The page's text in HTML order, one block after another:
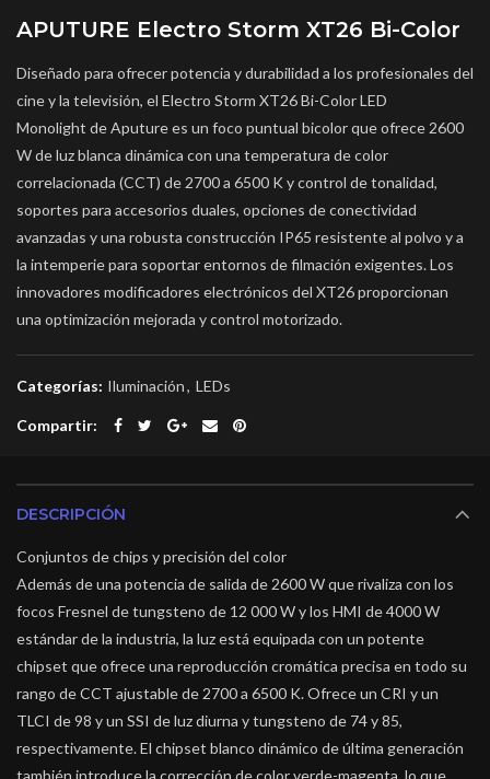
APUTURE Electro Storm XT26 Bi-Color
Diseñado para ofrecer potencia y durabilidad a los profesionales del
cine y la televisión, el Electro Storm XT26 Bi-Color LED
Monolight deAputurees un foco puntual bicolor que ofrece 2600
W de luz blanca dinámica con una temperatura de color
correlacionada (CCT) de 2700 a 6500 K y control de tonalidad,
soportes para accesorios duales, opciones de conectividad
avanzadas y una robusta construcción IP65 resistente al polvo y a
la intemperie para soportar entornos de filmación exigentes. Los
innovadores modificadores electrónicos del XT26 proporcionan
una optimización mejorada y control motorizado.
Categorías: Iluminación, LEDs
Compartir
DESCRIPCIÓN
Conjuntos de chips y precisión del color
Además de una potencia de salida de 2600 W que rivaliza con los
focos Fresnel de tungsteno de 12 000 W y los HMI de 4000 W
estándar de la industria, la luz está equipada con un potente
chipset que ofrece una reproducción cromática precisa en todo su
rango de CCT ajustable de 2700 a 6500 K. Ofrece un CRI y un
TLCI de 98 y un SSI de luz diurna y tungsteno de 74 y 85,
respectivamente. El chipset blanco dinámico de última generación